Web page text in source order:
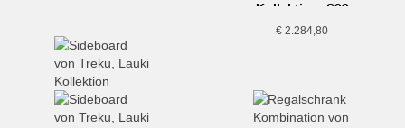
Kollektion, S99
€ 2.284,80